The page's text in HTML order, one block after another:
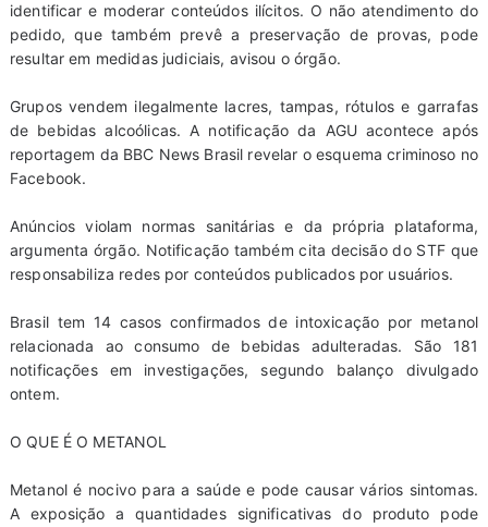
identificar e moderar conteúdos ilícitos. O não atendimento do
pedido, que também prevê a preservação de provas, pode
resultar em medidas judiciais, avisou o órgão.
Grupos vendem ilegalmente lacres, tampas, rótulos e garrafas
de bebidas alcoólicas. A notificação da AGU acontece após
reportagem da BBC News Brasil revelar o esquema criminoso no
Facebook.
Anúncios violam normas sanitárias e da própria plataforma,
argumenta órgão. Notificação também cita decisão do STF que
responsabiliza redes por conteúdos publicados por usuários.
Brasil tem 14 casos confirmados de intoxicação por metanol
relacionada ao consumo de bebidas adulteradas. São 181
notificações em investigações, segundo balanço divulgado
ontem.
O QUE É O METANOL
Metanol é nocivo para a saúde e pode causar vários sintomas.
A exposição a quantidades significativas do produto pode